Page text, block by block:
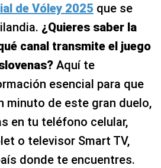
de Vóley 2025 que se
¿Quieres saber la
canal transmite el juego
Aquí te
esencial para que
minuto de este gran duelo,
en tu teléfono celular,
o televisor Smart TV,
donde te encuentres.